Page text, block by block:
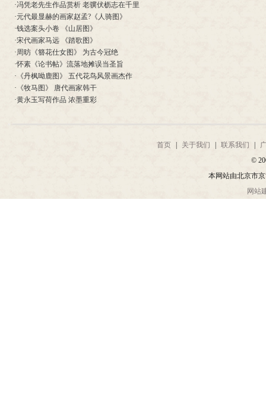
·冯凭老先生作品赏析 老骥伏枥志在千里
·元代最显赫的画家赵孟?《人骑图》
·钱选案头小卷 《山居图》
·宋代画家马远 《踏歌图》
·周昉《簪花仕女图》 为古今冠绝
·怀素《论书帖》流落地摊误当圣旨
· 《丹枫呦鹿图》 五代花鸟风景画杰作
· 《牧马图》 唐代画家韩干
·黄永玉写荷作品 浓墨重彩
首页 关于我们 联系我们
©
本网站由北京市
网站